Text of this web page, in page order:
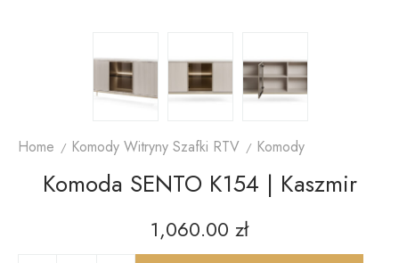
Home Komody Witryny Szafki RTV Komody
Komoda SENTO K154 | Kaszmir
1,060.00 zł